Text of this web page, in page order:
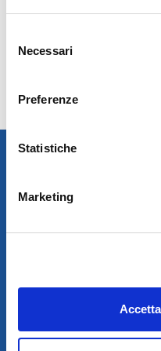
delNecessari
Preferenze
Statistiche
Marketing
SCARICA IL
DI TELEASSISTENZA